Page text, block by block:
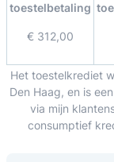
toestelbetaling
€ 312,00
Het toestelkrediet
Den Haag, en is
via mijn
consumptief